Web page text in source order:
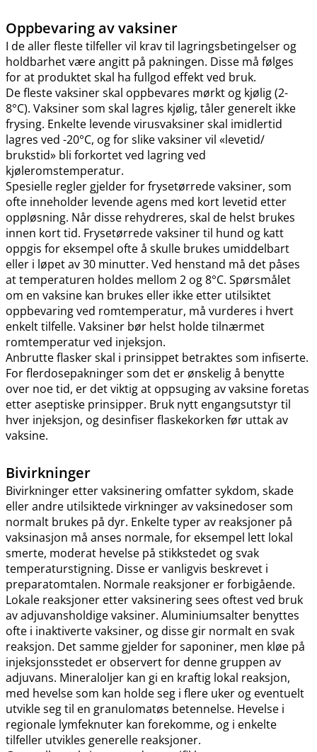
Oppbevaring av vaksiner
I de aller fleste tilfeller vil krav til lagringsbetingelser og
holdbarhet være angitt på pakningen. Disse må følges
for at produktet skal ha fullgod effekt ved bruk.
De fleste vaksiner skal oppbevares mørkt og kjølig (2-
8°C). Vaksiner som skal lagres kjølig, tåler generelt ikke
frysing. Enkelte levende virusvaksiner skal imidlertid
lagres ved -20°C, og for slike vaksiner vil «levetid​/​
brukstid» bli forkortet ved lagring ved
kjøleromstemperatur.
Spesielle regler gjelder for frysetørrede vaksiner, som
ofte inneholder levende agens med kort levetid etter
oppløsning. Når disse rehydreres, skal de helst brukes
innen kort tid. Frysetørrede vaksiner til hund og katt
oppgis for eksempel ofte å skulle brukes umiddelbart
eller i løpet av 30 minutter. Ved henstand må det påses
at temperaturen holdes mellom 2 og 8°C. Spørsmålet
om en vaksine kan brukes eller ikke etter utilsiktet
oppbevaring ved romtemperatur, må vurderes i hvert
enkelt tilfelle. Vaksiner bør helst holde tilnærmet
romtemperatur ved injeksjon.
Anbrutte flasker skal i prinsippet betraktes som infiserte.
For flerdosepakninger som det er ønskelig å benytte
over noe tid, er det viktig at oppsuging av vaksine foretas
etter aseptiske prinsipper. Bruk nytt engangsutstyr til
hver injeksjon, og desinfiser flaskekorken før uttak av
vaksine.
Bivirkninger
Bivirkninger etter vaksinering omfatter sykdom, skade
eller andre utilsiktede virkninger av vaksinedoser som
normalt brukes på dyr. Enkelte typer av reaksjoner på
vaksinasjon må anses normale, for eksempel lett lokal
smerte, moderat hevelse på stikkstedet og svak
temperaturstigning. Disse er vanligvis beskrevet i
preparatomtalen. Normale reaksjoner er forbigående.
Lokale reaksjoner etter vaksinering sees oftest ved bruk
av adjuvansholdige vaksiner. Aluminiumsalter benyttes
ofte i inaktiverte vaksiner, og disse gir normalt en svak
reaksjon. Det samme gjelder for saponiner, men kløe på
injeksjonsstedet er observert for denne gruppen av
adjuvans. Mineraloljer kan gi en kraftig lokal reaksjon,
med hevelse som kan holde seg i flere uker og eventuelt
utvikle seg til en granulomatøs betennelse. Hevelse i
regionale lymfeknuter kan forekomme, og i enkelte
tilfeller utvikles generelle reaksjoner.